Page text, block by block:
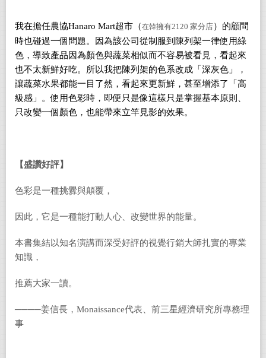
我在擔任農協Hanaro Mart超市（在韓擁有2120 家分店）的顧問
時也碰過一個問題。因為該公司從制服到陳列架一律使用綠
色，導致產品因為顏色與蔬菜相似而不容易被看見，看起來
也不太新鮮好吃。所以我把陳列架的色系改成「深灰色」，
讓蔬菜水果都能一目了然，看起來更新鮮，甚至增添了「高
級感」。使用色彩時，即便只是像這樣只是掌握基本原則、
只改變一個顏色，也能帶來立竿見影的效果。
【盛讚好評】
色彩是一種挑釁與顛覆，
因此，它是一種能打動人心、改變世界的能量。
本書集結以知名演講而深受好評的視覺行銷大師扎實的專業
知識，
推薦大家一讀。
────姜信長， Monaissance代表、前三星經濟研究所專務理
事